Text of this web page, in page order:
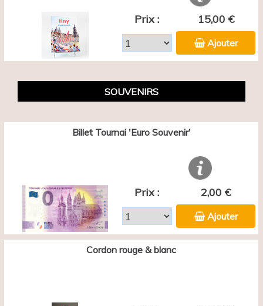
Prix : 15,00 €
Ajouter
SOUVENIRS
Billet Tournai 'Euro Souvenir'
Prix : 2,00 €
Ajouter
Cordon rouge & blanc